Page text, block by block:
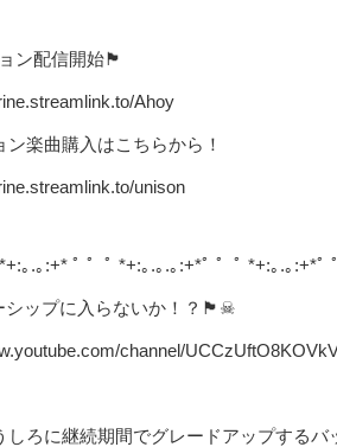
ン配信開始🏴
Ahoy
ン楽曲購入はこちらから！
unison
｡.｡:+* ﾟ ゜ﾟ *+:｡.｡.｡:+*ﾟ ゜ﾟ *+:｡.｡:+*ﾟ
シップに入らないか！？🏴☠
channel/
しろに継続期間でグレードアップするバ